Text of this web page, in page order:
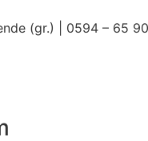
(gr.) | 0594 – 65